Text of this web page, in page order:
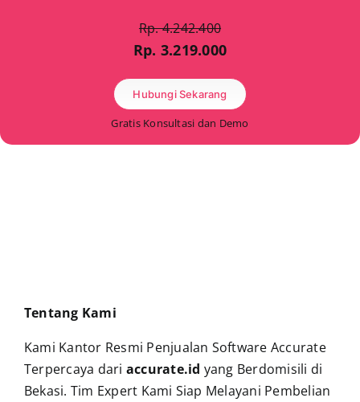
Rp. 4.242.400
Rp. 3.219.000
Hubungi Sekarang
Gratis Konsultasi dan Demo
Tentang Kami
Kami Kantor Resmi Penjualan Software Accurate
Terpercaya dari accurate.id yang Berdomisili di
Bekasi. Tim Expert Kami Siap Melayani Pembelian